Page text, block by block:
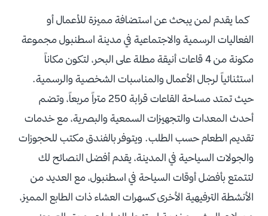
كما يقدم لمن يبحث عن استضافة مميزة للأعمال أو
الفعاليات الرسمية والاجتماعية في مدينة اسطنبول مجموعة
مكونة من 4 قاعات أنيقة مطلة على البحر، لتكون مكاناً
استثنائياً لرجال الأعمال والمناسبات الشخصية والرسمية.
حيث تمتد مساحة القاعات قرابة 250 متراً مربعاً، وتضم
أحدث المعدات والتجهيزات السمعية والبصرية، مع خدمات
تقديم الطعام حسب الطلب. ويتوفر بالفندق مكتب للحجوزات
والجولات السياحية في المدينة، يقدم أفضل النصائح لك
لتتمتع بأفضل أوقات السياحة في اسطنبول، مع العديد من
الأنشطة الترفيهية الأخرى كسهرات العشاء ذات الطابع المميز،